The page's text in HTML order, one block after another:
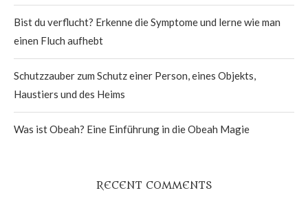
Bist du verflucht? Erkenne die Symptome und lerne wie man
einen Fluch aufhebt
Schutzzauber zum Schutz einer Person, eines Objekts,
Haustiers und des Heims
Was ist Obeah? Eine Einführung in die Obeah Magie
RECENT COMMENTS